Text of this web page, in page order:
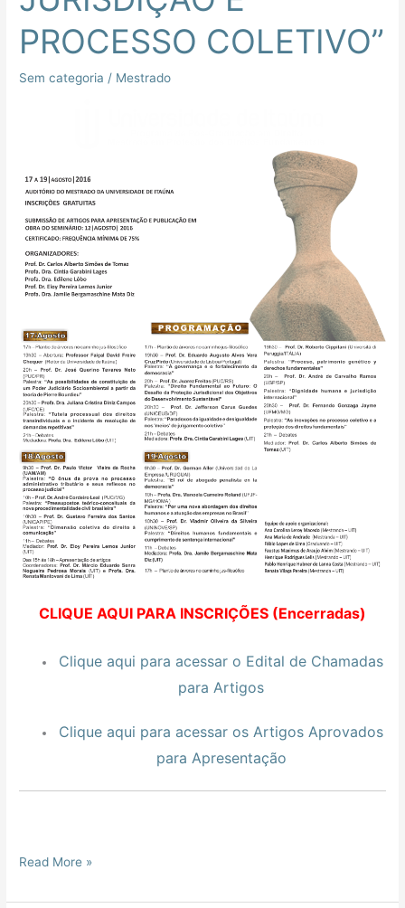
PROCESSO COLETIVO”
Sem categoria / Mestrado
CLIQUE AQUI PARA INSCRIÇÕES (Encerradas)
Clique aqui para acessar o Edital de Chamadas
para Artigos
Clique aqui para acessar os Artigos Aprovados
para Apresentação
Read More »